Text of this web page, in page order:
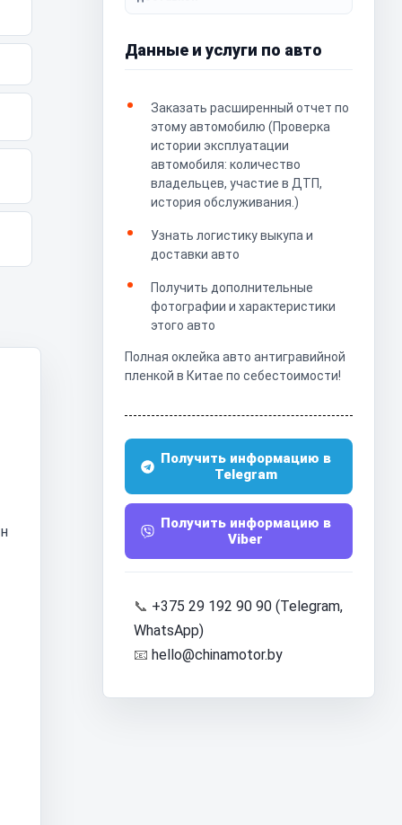
Данные и услуги по авто
Заказать расширенный отчет по
этому автомобилю (Проверка
истории эксплуатации
автомобиля: количество
владельцев, участие в ДТП,
история обслуживания.)
Узнать логистику выкупа и
доставки авто
Получить дополнительные
фотографии и характеристики
этого авто
Полная оклейка авто антигравийной
пленкой в Китае по себестоимости!
Получить информацию в
Telegram
Получить информацию в
Viber
📞 +375 29 192 90 90 (Telegram,
WhatsApp)
📧 hello@chinamotor.by